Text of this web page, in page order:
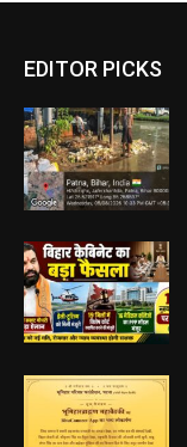
EDITOR PICKS